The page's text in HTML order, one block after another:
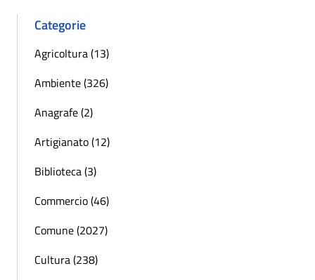
Categorie
Agricoltura (13)
Ambiente (326)
Anagrafe (2)
Artigianato (12)
Biblioteca (3)
Commercio (46)
Comune (2027)
Cultura (238)